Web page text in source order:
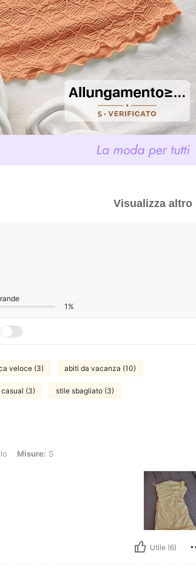
Visualizza altro
1%
veloce (3) abiti da vacanza (10)
casual (3) stile sbagliato (3)
Misure: S
Utile (6)